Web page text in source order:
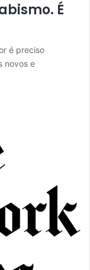
É
é preciso
novos e